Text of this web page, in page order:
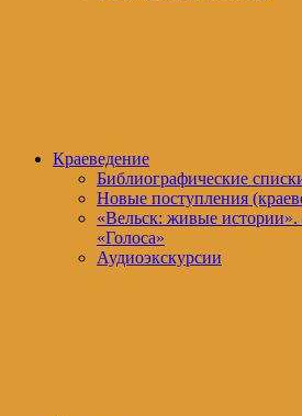
Краеведение
Библиографические
Новые поступления
«Вельск: живые истории».
«Голоса»
Аудиоэкскурсии